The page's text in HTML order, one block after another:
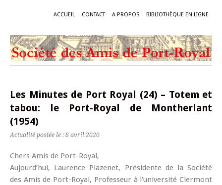
ACCUEIL CONTACT A PROPOS BIBLIOTHÈQUE EN LIGNE
Les Minutes de Port Royal (24) – Totem et
tabou: le Port-Royal de Montherlant
(1954)
Actualité postée le : 8 avril 2020
Chers Amis de Port-Royal,
Aujourd’hui, Laurence Plazenet, Présidente de la Société
des Amis de Port-Royal, Professeur à l’université Clermont